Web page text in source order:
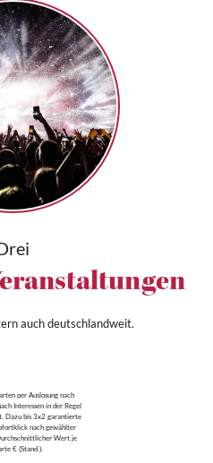
auch deutschlandweit.
per Auslosung nach
Interessen in der Regel
Dazu bis 3x2 garantierte
nach gewählter
Wert je
€ (Stand ).